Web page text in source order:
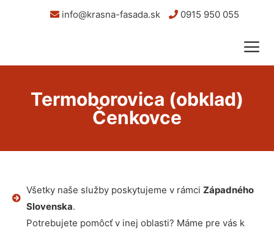
info@krasna-fasada.sk 0915 950 055
Termoborovica (obklad)
Čenkovce
Všetky naše služby poskytujeme v rámci Západného
Slovenska.
Potrebujete pomôcť v inej oblasti? Máme pre vás k